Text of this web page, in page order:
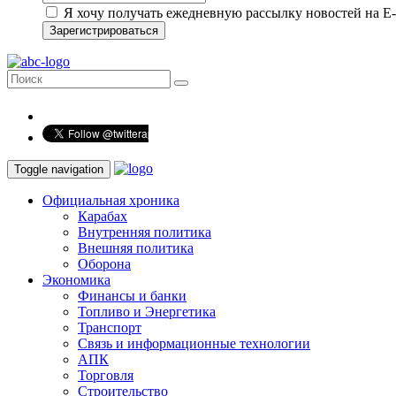
Я хочу получать ежедневную рассылку новостей на
Зарегистрироваться
Toggle navigation
Официальная хроника
Карабах
Внутренняя политика
Внешняя политика
Оборона
Экономика
Финансы и банки
Топливо и Энергетика
Транспорт
Связь и информационные технологии
АПК
Торговля
Строительство